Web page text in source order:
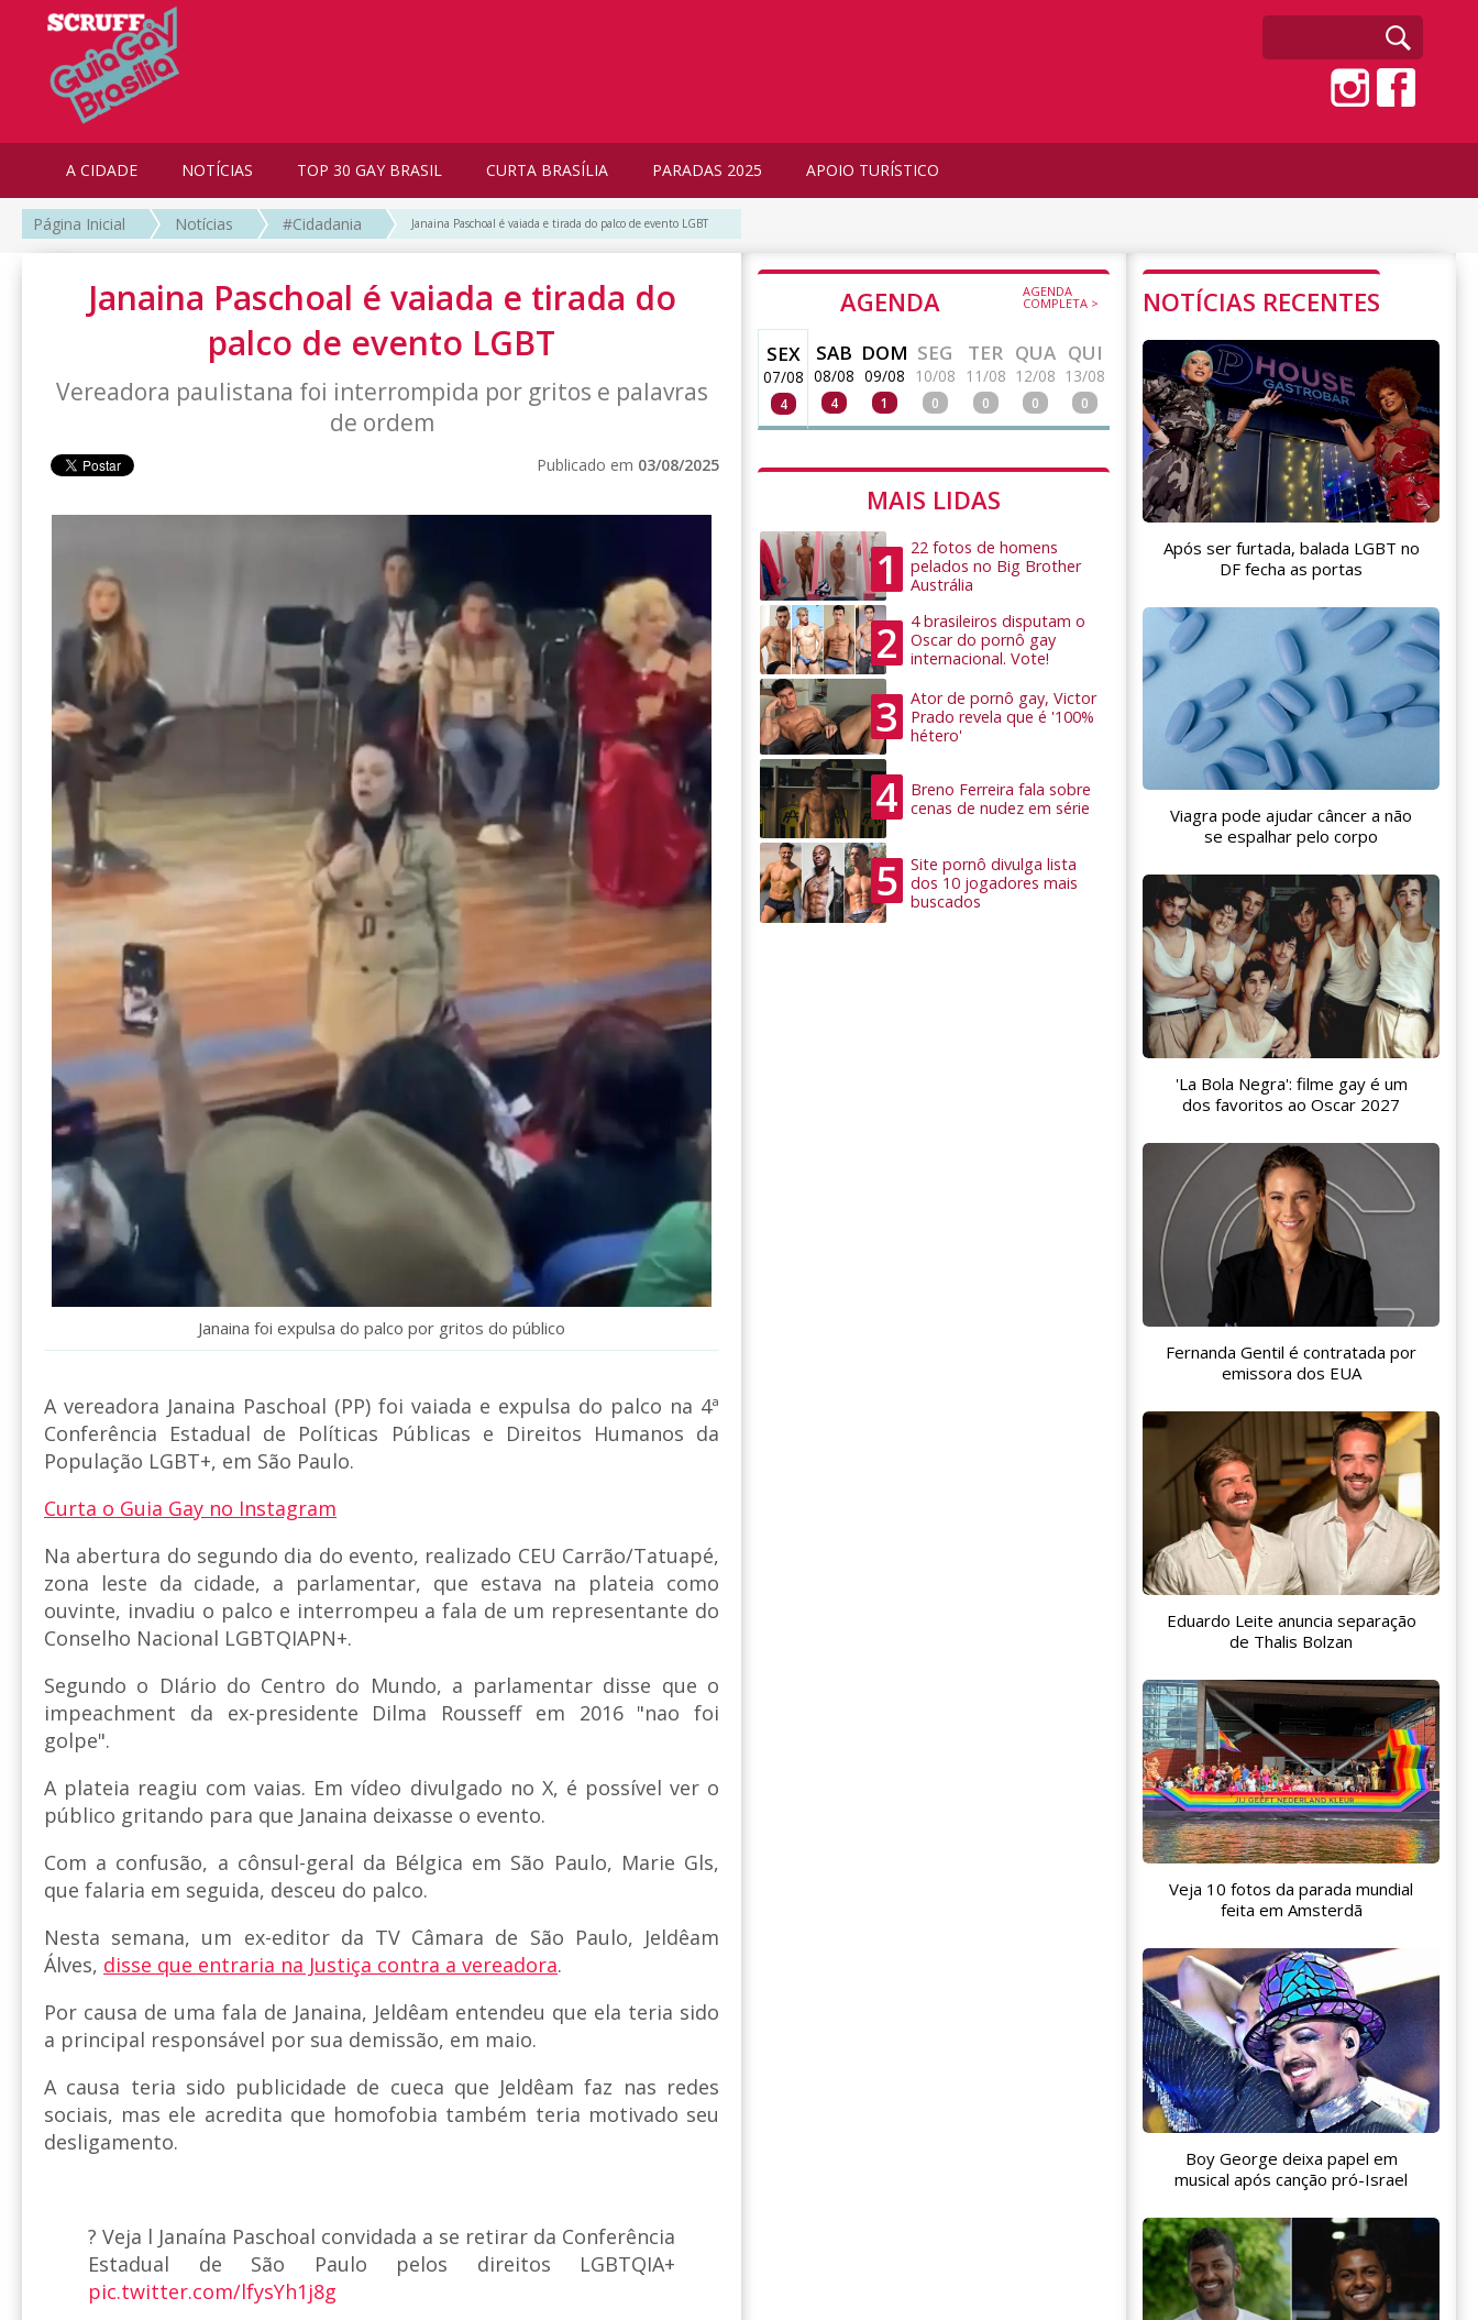
A CIDADE NOTÍCIAS TOP 30 GAY BRASIL CURTA BRASÍLIA PARADAS 2025 APOIO TURÍSTICO
Página Inicial Notícias #Cidadania Janaina Paschoal é vaiada e tirada do palco de evento LGBT
Janaina Paschoal é vaiada e tirada do
palco de evento LGBT
Vereadora paulistana foi interrompida por gritos e palavras
de ordem
Publicado em 03/08/2025
Janaina foi expulsa do palco por gritos do público
A vereadora Janaina Paschoal (PP) foi vaiada e expulsa do palco na 4ª
Conferência Estadual de Políticas Públicas e Direitos Humanos da
População LGBT+, em São Paulo.
Curta o Guia Gay no Instagram
Na abertura do segundo dia do evento, realizado CEU Carrão/Tatuapé,
zona leste da cidade, a parlamentar, que estava na plateia como
ouvinte, invadiu o palco e interrompeu a fala de um representante do
Conselho Nacional LGBTQIAPN+.
Segundo o DIário do Centro do Mundo, a parlamentar disse que o
impeachment da ex-presidente Dilma Rousseff em 2016 "nao foi
golpe".
A plateia reagiu com vaias. Em vídeo divulgado no X, é possível ver o
público gritando para que Janaina deixasse o evento.
Com a confusão, a cônsul-geral da Bélgica em São Paulo, Marie Gls,
que falaria em seguida, desceu do palco.
Nesta semana, um ex-editor da TV Câmara de São Paulo, Jeldêam
Álves, disse que entraria na Justiça contra a vereadora.
Por causa de uma fala de Janaina, Jeldêam entendeu que ela teria sido
a principal responsável por sua demissão, em maio.
A causa teria sido publicidade de cueca que Jeldêam faz nas redes
sociais, mas ele acredita que homofobia também teria motivado seu
desligamento.
? Veja l Janaína Paschoal convidada a se retirar da Conferência
Estadual de São Paulo pelos direitos LGBTQIA+
pic.twitter.com/lfysYh1j8g
AGENDA AGENDA
COMPLETA >
SEX
07/08
4
SAB
08/08
4
DOM
09/08
1
SEG
10/08
0
TER
11/08
0
QUA
12/08
0
QUI
13/08
0
MAIS LIDAS
1
22 fotos de homens
pelados no Big Brother
Austrália
2
4 brasileiros disputam o
Oscar do pornô gay
internacional. Vote!
3
Ator de pornô gay, Victor
Prado revela que é '100%
hétero'
4
Breno Ferreira fala sobre
cenas de nudez em série
5
Site pornô divulga lista
dos 10 jogadores mais
buscados
NOTÍCIAS RECENTES
Após ser furtada, balada LGBT no
DF fecha as portas
Viagra pode ajudar câncer a não
se espalhar pelo corpo
'La Bola Negra': filme gay é um
dos favoritos ao Oscar 2027
Fernanda Gentil é contratada por
emissora dos EUA
Eduardo Leite anuncia separação
de Thalis Bolzan
Veja 10 fotos da parada mundial
feita em Amsterdã
Boy George deixa papel em
musical após canção pró-Israel